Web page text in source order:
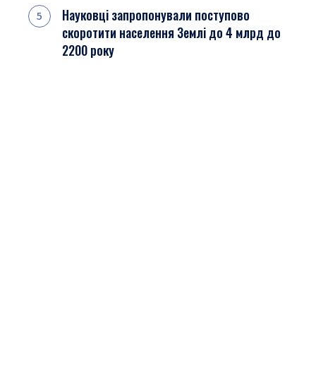
Науковці запропонували поступово
скоротити населення Землі до 4 млрд до
2200 року